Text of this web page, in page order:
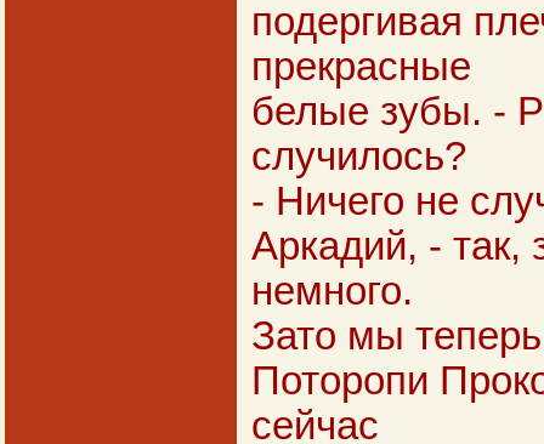
подергивая
прекрасные
белые зубы. -
случилось?
- Ничего не
Аркадий, - так,
немного.
Зато мы
Поторопи
сейчас